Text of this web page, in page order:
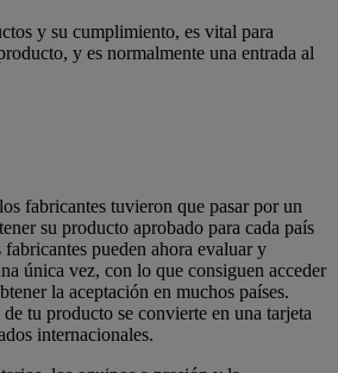
y su cumplimiento, es vital para
y es normalmente una entrada al
fabricantes tuvieron que pasar por un
su producto aprobado para cada país
pueden ahora evaluar y
única vez, con lo que consiguen acceder
la aceptación en muchos países.
tu producto se convierte en una tarjeta
internacionales.